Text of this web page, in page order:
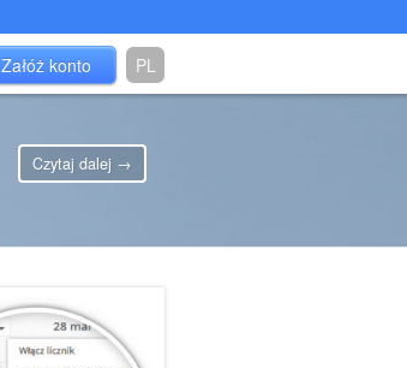
Załóż konto PL
Czytaj dalej →